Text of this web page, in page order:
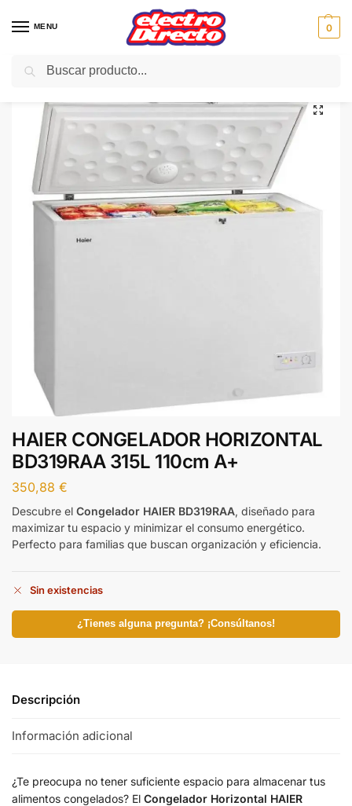
MENU 0
Inicio Gama blanca Congeladores
HAIER CONGELADOR HORIZONTAL
BD319RAA 315L 110cm A+
350,88 €
Descubre el Congelador HAIER BD319RAA, diseñado para
maximizar tu espacio y minimizar el consumo energético.
Perfecto para familias que buscan organización y eficiencia.
Sin existencias
¿Tienes alguna pregunta? ¡Consúltanos!
Descripción
Información adicional
¿Te preocupa no tener suficiente espacio para almacenar tus
alimentos congelados? El Congelador Horizontal HAIER